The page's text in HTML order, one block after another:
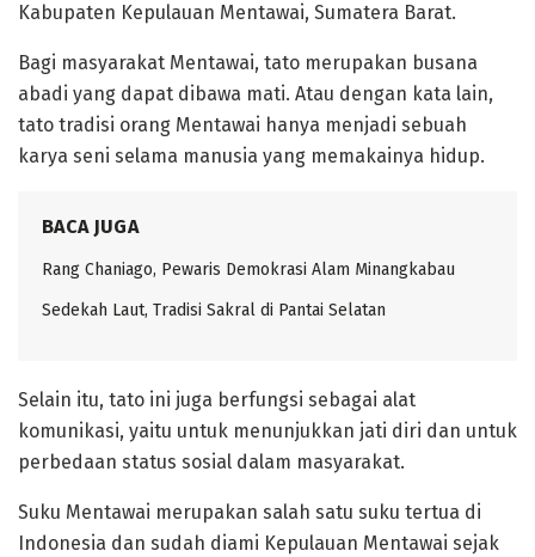
Kabupaten Kepulauan Mentawai, Sumatera Barat.
‎Bagi masyarakat Mentawai, tato merupakan busana
abadi yang dapat dibawa mati. Atau dengan kata lain,
tato tradisi orang Mentawai hanya menjadi sebuah
karya seni selama manusia yang memakainya hidup.
BACA JUGA
Rang Chaniago, Pewaris Demokrasi Alam Minangkabau ‎
Sedekah Laut, Tradisi Sakral di Pantai Selatan
Selain itu, tato ini juga berfungsi sebagai alat
komunikasi, yaitu untuk menunjukkan jati diri dan untuk
perbedaan status sosial dalam masyarakat.
‎Suku Mentawai merupakan salah satu suku tertua di
Indonesia dan sudah diami Kepulauan Mentawai sejak